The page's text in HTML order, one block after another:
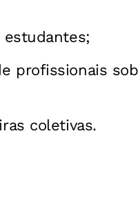
estudantes;
profissionais
coletivas.